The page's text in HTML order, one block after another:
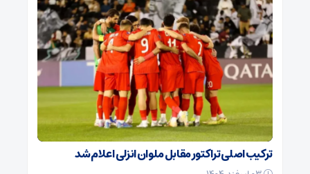
ترکیب اصلی تراکتور مقابل ملوان انزلی اعلام شد